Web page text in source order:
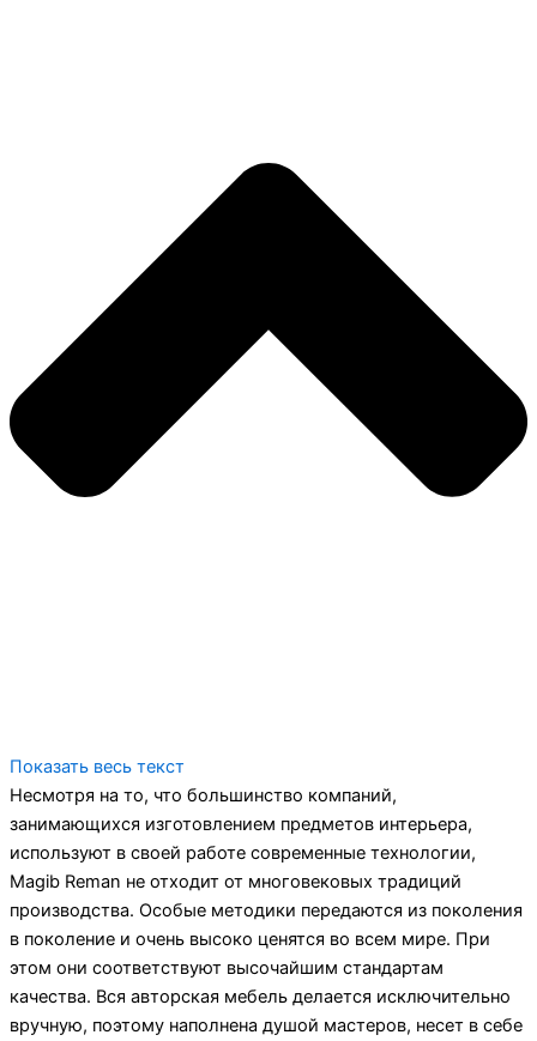
Показать весь текст
Несмотря на то, что большинство компаний,
занимающихся изготовлением предметов интерьера,
используют в своей работе современные технологии,
Magib Reman не отходит от многовековых традиций
производства. Особые методики передаются из поколения
в поколение и очень высоко ценятся во всем мире. При
этом они соответствуют высочайшим стандартам
качества. Вся авторская мебель делается исключительно
вручную, поэтому наполнена душой мастеров, несет в себе